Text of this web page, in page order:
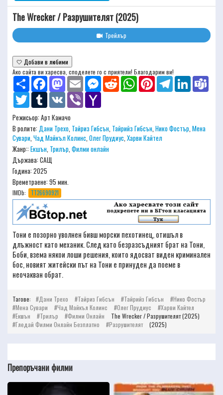
The Wrecker / Разрушителят (2025)
Трейлър
🤍 Добави в любими
Ако сайта ви харесва, споделете го с приятели! Благодарим ви!
Share
FacebookMastodonEmail MessengerReddit WhatsAppPinterestTelegramLinkedIn
Twitter
Tumblr VK Viber
Режисьор:Арт Камачо
В ролите:Дани Трехо, Тайриз Гибсън, Тайрийз Гибсън,Нико Фостър,Мена
Сувари,Чад Майкъл Колинс,Олег Прудиус,Харви Кайтел
Жанр::Екшън, Трилър,Филми онлайн
Държава: САЩ
Година: 2025
Времетраене:95 мин.
IMDb: TT26690921
Тони е позорно уволнен бивш морски пехотинец, отишъл в
длъжност като механик. След като безразсъдният брат на Тони,
Боби, взема някои лоши решения, които ядосват виден криминален
бос, новият житейски път на Тони е принуден да поеме в
неочакван обрат.
Тагове: Дани Трехо Тайриз Гибсън Тайрийз Гибсън
Нико Фостър
Мена Сувари
Чад Майкъл Колинс Олег Прудиус
Харви Кайтел
Екшън
Трилър Филми Онлайн
The Wrecker / Разрушителят (2025)
Гледай Филми Онлайн Безплатно
Разрушителят (2025)
Препоръчани филми